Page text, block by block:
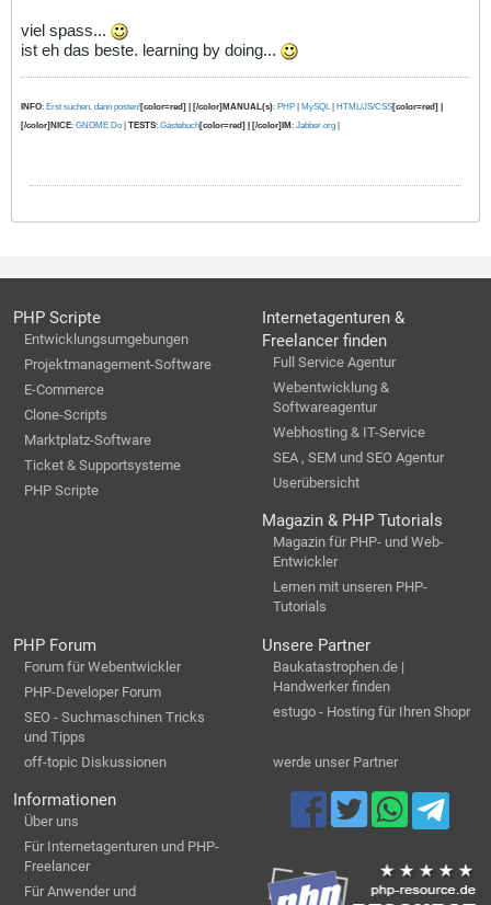
viel spass...
ist eh das beste. learning by doing...
INFO: Erst suchen, dann posten![color=red] | [/color]MANUAL(s): PHP MySQL| HTML/JS/CSS[color=red] |
[/color]NICE: GNOME Do TESTS: Gästebuch[color=red] | [/color]IM : Jabber.org
PHP Scripte
Entwicklungsumgebungen
Projektmanagement-Software
E-Commerce
Clone-Scripts
Marktplatz-Software
Ticket & Supportsysteme
PHP Scripte
Internetagenturen &
Freelancer finden
Full Service Agentur
Webentwicklung &
Softwareagentur
Webhosting & IT-Service
SEA , SEM und SEO Agentur
Userübersicht
Magazin & PHP Tutorials
Magazin für PHP- und Web-
Entwickler
Lernen mit unseren PHP-
Tutorials
PHP Forum
Forum für Webentwickler
PHP-Developer Forum
SEO - Suchmaschinen Tricks
und Tipps
off-topic Diskussionen
Unsere Partner
Baukatastrophen.de |
Handwerker finden
estugo - Hosting für Ihren Shopr
werde unser Partner
Informationen
Über uns
Für Internetagenturen und PHP-
Freelancer
Für Anwender und